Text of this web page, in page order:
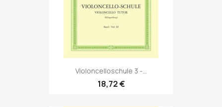
Violoncelloschule 3 -...
18,72 €